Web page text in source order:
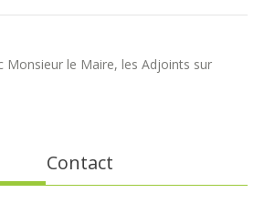
Monsieur le Maire, les Adjoints sur
Contact